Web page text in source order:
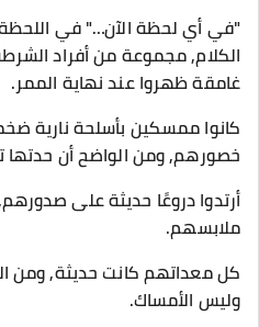
"في أي لحظة الآن…" في
الكلام, مجموعة من أفراد
غامقة ظهروا عند نهاية الممر.
كانوا ممسكين بأسلحة نارية
خصورهم, ومن الواضح أن
أرتدوا دروعًا حديثة على
ملابسهم.
كل معداتهم كانت حديثة, ومن
وليس الأمساك.